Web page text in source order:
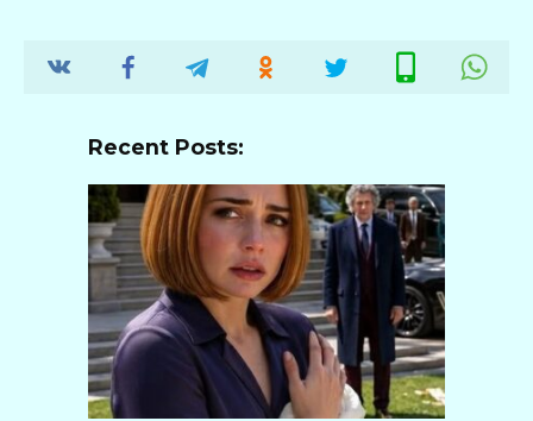
Recent Posts: